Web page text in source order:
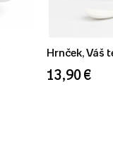
Hrnček, Váš
13,90 €